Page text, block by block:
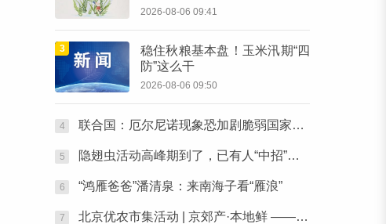
2026-08-06 09:41
3
稳住秋粮基本盘！玉米汛期“四
防”这么干
2026-08-06 09:50
4 联合国：厄尔尼诺现象恐加剧脆弱国家的粮食问题
5 隐翅虫活动高峰期到了，已有人“中招”，医生提醒——
6 “鸿雁爸爸”潘清泉：来南海子看“雁浪”
7 北京优农市集活动 | 京郊产·本地鲜 ——本周六，去朝阳公园“鲜”起来！